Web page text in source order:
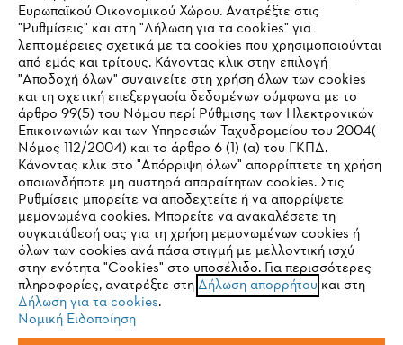
STIHL Συχνές ερωτήσεις
Service
Πολιτική απορρήτου Νομικό κείμενο Cookies
Νομικές πληροφορίες
ANDREAS STIHL ΜΟΝΟΠΡΟΣΩΠΗ Α.Ε.
IHR BROWSER WIRD NICHT
UNTERSTÜTZT
Sie nutzen einen Browser, den wir noch nicht unterstützen. Für
eine optimale Nutzung unserer Seite empfehlen wir Ihnen, zu
einem der folgenden Browser zu wechseln:
Firefox Chrome
Ευρωπαϊκού Οικονομικού Χώρου. Ανατρέξτε στις
"Ρυθμίσεις" και στη "Δήλωση για τα cookies" για
λεπτομέρειες σχετικά με τα cookies που χρησιμοποιούνται
από εμάς και τρίτους. Κάνοντας κλικ στην επιλογή
"Αποδοχή όλων" συναινείτε στη χρήση όλων των cookies
και τη σχετική επεξεργασία δεδομένων σύμφωνα με το
άρθρο 99(5) του Νόμου περί Ρύθμισης των Ηλεκτρονικών
Επικοινωνιών και των Υπηρεσιών Ταχυδρομείου του 2004(
Νόμος 112/2004) και το άρθρο 6 (1) (α) του ΓΚΠΔ.
Κάνοντας κλικ στο "Απόρριψη όλων" απορρίπτετε τη χρήση
οποιωνδήποτε μη αυστηρά απαραίτητων cookies. Στις
Ρυθμίσεις μπορείτε να αποδεχτείτε ή να απορρίψετε
μεμονωμένα cookies. Μπορείτε να ανακαλέσετε τη
συγκατάθεσή σας για τη χρήση μεμονωμένων cookies ή
όλων των cookies ανά πάσα στιγμή με μελλοντική ισχύ
στην ενότητα "Cookies" στο υποσέλιδο. Για περισσότερες
πληροφορίες, ανατρέξτε στηΔήλωση απορρήτου και στη
Δήλωση για τα cookies.
Νομική Ειδοποίηση